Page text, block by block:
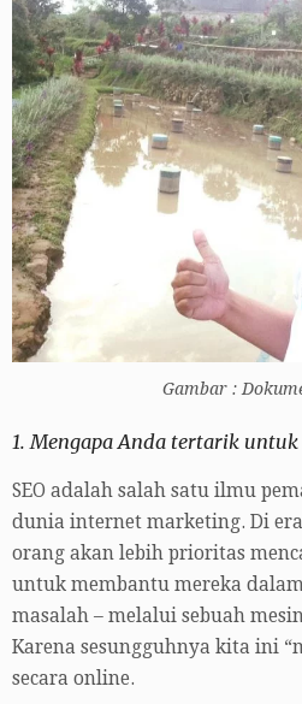
Gambar :
1. Mengapa Anda tertarik untuk
SEO adalah salah satu ilmu
dunia internet marketing. Di
orang akan lebih prioritas
untuk membantu mereka
masalah – melalui sebuah
Karena sesungguhnya kita ini
secara online.